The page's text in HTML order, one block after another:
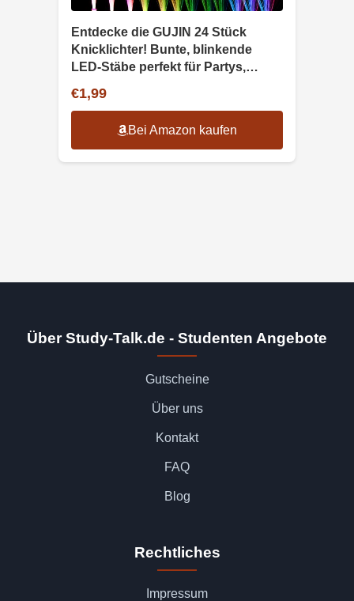
Entdecke die GUJIN 24 Stück
Knicklichter! Bunte, blinkende
LED-Stäbe perfekt für Partys,
unvergessliche Momente mit
€1,99
Bei Amazon kaufen
Über Study-Talk.de - Studenten Angebote
Gutscheine
Über uns
Kontakt
FAQ
Blog
Rechtliches
Impressum